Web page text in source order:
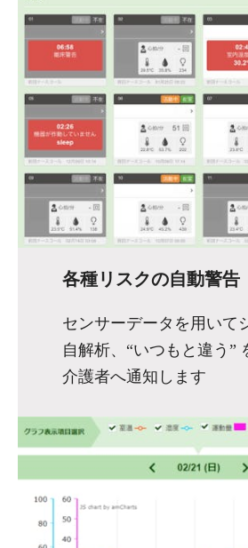
各種リスクの自動警告
センサーデータを用いて
自解析、“いつもと違う”
介護者へ通知します